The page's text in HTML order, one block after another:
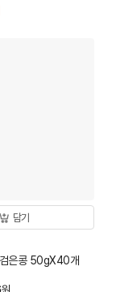
담기
은콩 50gX40개